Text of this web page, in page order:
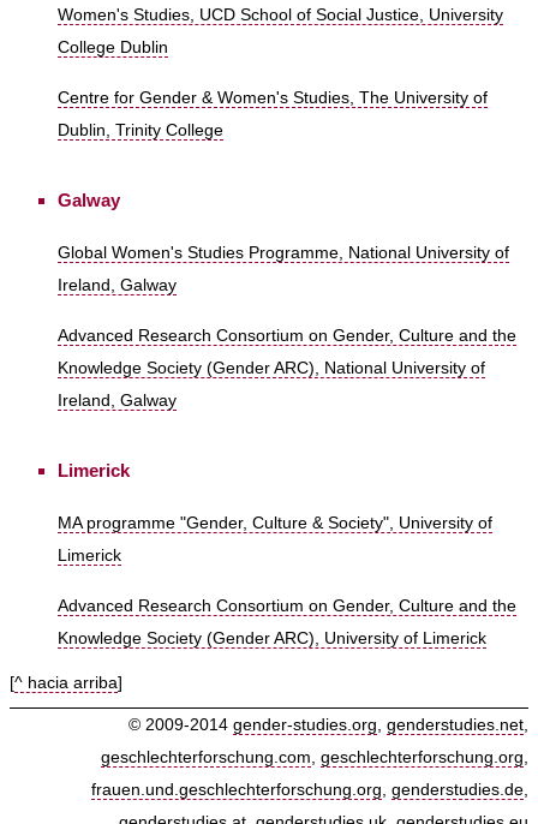
Women's Studies, UCD School of Social Justice, University
College Dublin
Centre for Gender & Women's Studies, The University of
Dublin, Trinity College
Galway
Global Women's Studies Programme, National University of
Ireland, Galway
Advanced Research Consortium on Gender, Culture and the
Knowledge Society (Gender ARC), National University of
Ireland, Galway
Limerick
MA programme "Gender, Culture & Society", University of
Limerick
Advanced Research Consortium on Gender, Culture and the
Knowledge Society (Gender ARC), University of Limerick
[^ hacia arriba]
© 2009-2014 gender-studies.org, genderstudies.net,
geschlechterforschung.com, geschlechterforschung.org,
frauen.und.geschlechterforschung.org, genderstudies.de,